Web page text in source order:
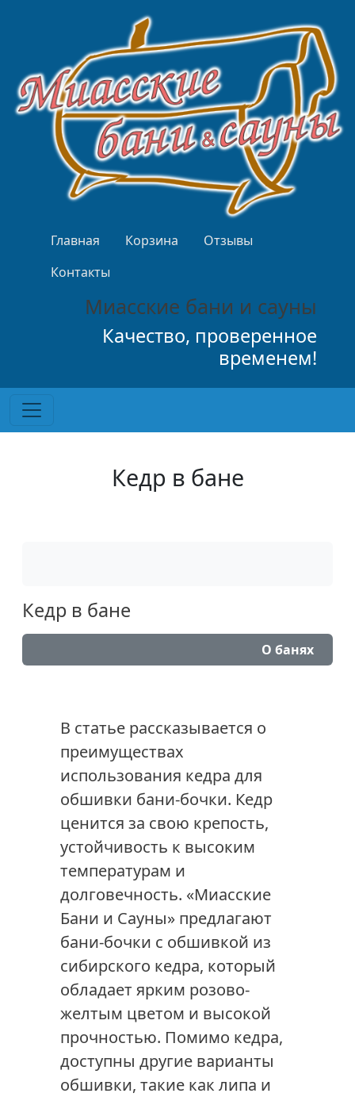
Верхнее меню
Главная Корзина
Отзывы
Контакты
Миасские бани и сауны
Качество, проверенное
временем!
Кедр в бане
Кедр в бане
О банях
В статье рассказывается о
преимуществах
использования кедра для
обшивки бани-бочки. Кедр
ценится за свою крепость,
устойчивость к высоким
температурам и
долговечность. «Миасские
Бани и Сауны» предлагают
бани-бочки с обшивкой из
сибирского кедра, который
обладает ярким розово-
желтым цветом и высокой
прочностью. Помимо кедра,
доступны другие варианты
обшивки, такие как липа и